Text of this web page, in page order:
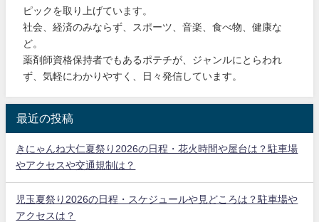
ピックを取り上げています。
社会、経済のみならず、スポーツ、音楽、食べ物、健康な
ど。
薬剤師資格保持者でもあるポテチが、ジャンルにとらわれ
ず、気軽にわかりやすく、日々発信しています。
最近の投稿
きにゃんね大仁夏祭り2026の日程・花火時間や屋台は？駐車場
やアクセスや交通規制は？
児玉夏祭り2026の日程・スケジュールや見どころは？駐車場や
アクセスは？